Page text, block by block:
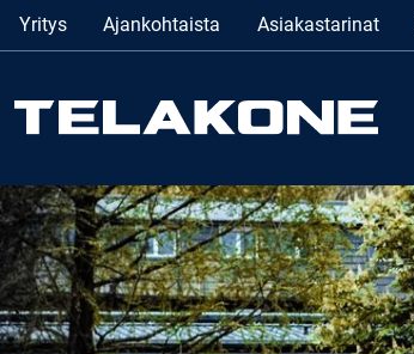
Yritys Ajankohtaista Asiakastarinat